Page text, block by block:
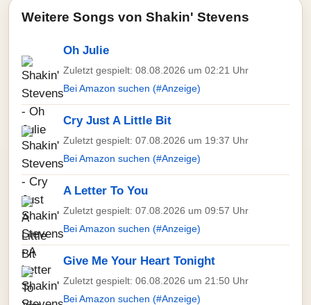
Weitere Songs von Shakin' Stevens
Oh Julie
Zuletzt gespielt: 08.08.2026 um 02:21 Uhr
Bei Amazon suchen (#Anzeige)
Cry Just A Little Bit
Zuletzt gespielt: 07.08.2026 um 19:37 Uhr
Bei Amazon suchen (#Anzeige)
A Letter To You
Zuletzt gespielt: 07.08.2026 um 09:57 Uhr
Bei Amazon suchen (#Anzeige)
Give Me Your Heart Tonight
Zuletzt gespielt: 06.08.2026 um 21:50 Uhr
Bei Amazon suchen (#Anzeige)